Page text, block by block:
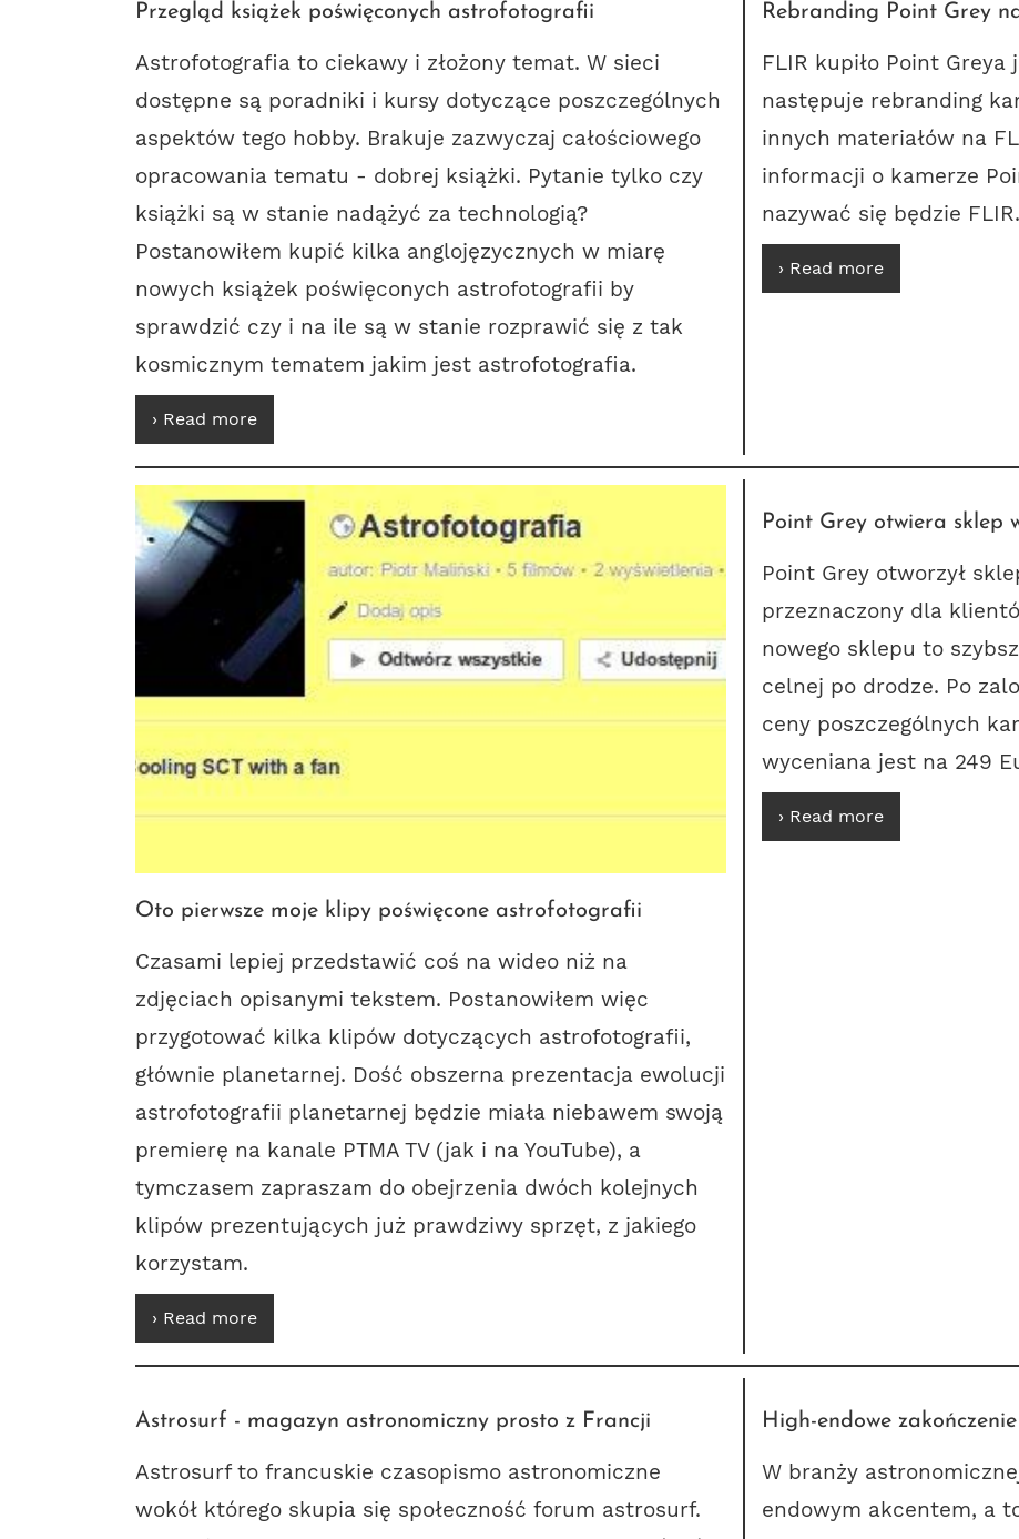
Przegląd książek poświęconych astrofotografii
Astrofotografia to ciekawy i złożony temat. W sieci
dostępne są poradniki i kursy dotyczące poszczególnych
aspektów tego hobby. Brakuje zazwyczaj całościowego
opracowania tematu - dobrej książki. Pytanie tylko czy
książki są w stanie nadążyć za technologią?
Postanowiłem kupić kilka anglojęzycznych w miarę
nowych książek poświęconych astrofotografii by
sprawdzić czy i na ile są w stanie rozprawić się z tak
kosmicznym tematem jakim jest astrofotografia.
› Read more
Rebranding Point Grey
FLIR kupiło Point
następuje rebranding
innych materiałów na
informacji o kamerze
nazywać się będzie FLIR.
› Read more
Oto pierwsze moje klipy poświęcone astrofotografii
Czasami lepiej przedstawić coś na wideo niż na
zdjęciach opisanymi tekstem. Postanowiłem więc
przygotować kilka klipów dotyczących astrofotografii,
głównie planetarnej. Dość obszerna prezentacja ewolucji
astrofotografii planetarnej będzie miała niebawem swoją
premierę na kanale PTMA TV (jak i na YouTube), a
tymczasem zapraszam do obejrzenia dwóch kolejnych
klipów prezentujących już prawdziwy sprzęt, z jakiego
korzystam.
› Read more
Point Grey otwiera sklep
Point Grey otworzył
przeznaczony dla
nowego sklepu to
celnej po drodze. Po
ceny poszczególnych
wyceniana jest na 249
› Read more
Astrosurf - magazyn astronomiczny prosto z Francji
Astrosurfto francuskie czasopismo astronomiczne
wokół którego skupia się społeczność forum astrosurf.
High-endowe
W branży
endowym akcentem, a